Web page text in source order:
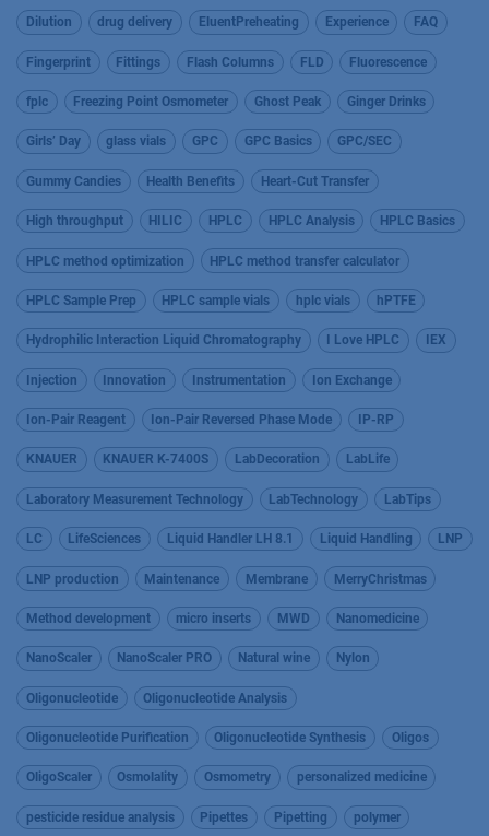
Dilution drug delivery EluentPreheating Experience FAQ
Fingerprint Fittings Flash Columns FLD Fluorescence
fplc Freezing Point Osmometer Ghost Peak Ginger Drinks
Girls’ Day glass vials GPC GPC Basics GPC/SEC
Gummy Candies Health Benefits Heart-Cut Transfer
High throughput HILIC HPLC HPLC Analysis HPLC Basics
HPLC method optimization HPLC method transfer calculator
HPLC Sample Prep HPLC sample vials hplc vials hPTFE
Hydrophilic Interaction Liquid Chromatography I Love HPLC IEX
Injection Innovation Instrumentation Ion Exchange
Ion-Pair Reagent Ion-Pair Reversed Phase Mode IP-RP
KNAUER KNAUER K-7400S LabDecoration LabLife
Laboratory Measurement Technology LabTechnology LabTips
LC LifeSciences Liquid Handler LH 8.1 Liquid Handling LNP
LNP production Maintenance Membrane MerryChristmas
Method development micro inserts MWD Nanomedicine
NanoScaler NanoScaler PRO Natural wine Nylon
Oligonucleotide Oligonucleotide Analysis
Oligonucleotide Purification Oligonucleotide Synthesis Oligos
OligoScaler Osmolality Osmometry personalized medicine
pesticide residue analysis Pipettes Pipetting polymer